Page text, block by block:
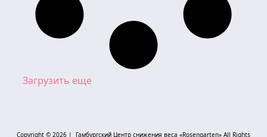
Загрузить еще
Copyright © 2026 | Гамбургский Центр снижения веса «Rosengarten» All Rights